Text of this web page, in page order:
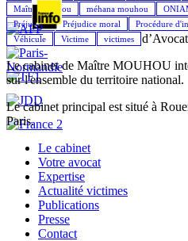
Maître Mouhou
méhana mouhou
Préjudice
Préjudice moral Procédure
Véhicule
Victime victimes
Le cabinet de Maître MOUHOU
sur l'ensemble du territoire national.
Le cabinet principal est situé à
Paris.
Le cabinet
Votre avocat
Expertise
Actualité victimes
Publications
Presse
Contact